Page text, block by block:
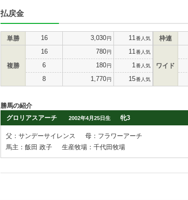
払戻金
単勝 16 3,030円 11 番人気
複勝
16 780円 11 番人気
6 180円 1 番人気
8 1,770円 15番人気
枠連
ワイド
勝馬の紹介
グロリアスアーチ
2002年4月25日生 牝3
父：サンデーサイレンス
母：フラワーアーチ
馬主：飯田 政子
生産牧場：千代田牧場